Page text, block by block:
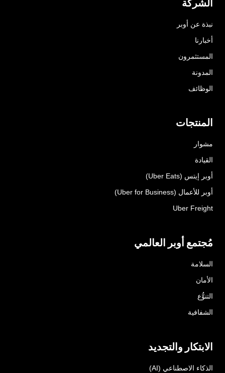
الشركة
نبذة عن أوبر
أخبارنا
المستثمرون
المدونة
الوظائف
المنتجات
مشوار
القيادة
أوبر إيتس (Uber Eats)
أوبر للأعمال (Uber for Business)
Uber Freight
مُجتمع أوبر العالمي
السلامة
الأمان
التنوُّع
الشفافية
الابتكار والتجديد
الذكاء الاصطناعي (AI)